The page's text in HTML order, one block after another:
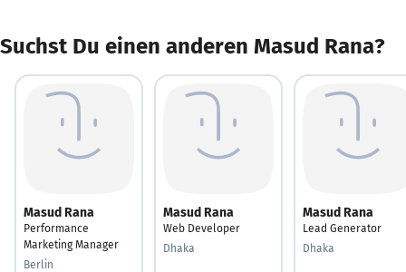
Suchst Du einen anderen Masud Rana?
Masud Rana
Performance
Marketing Manager
Berlin
Masud Rana
Web Developer
Dhaka
Masud Rana
Lead Generator
Dhaka